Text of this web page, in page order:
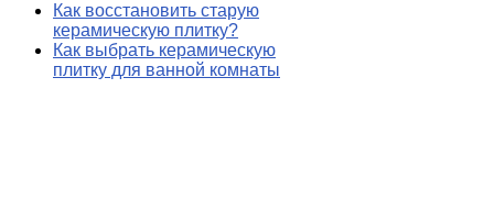
Как восстановить старую
керамическую плитку?
Как выбрать керамическую
плитку для ванной комнаты